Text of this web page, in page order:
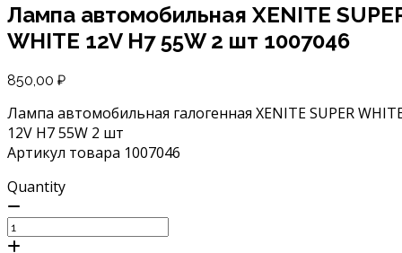
Лампа автомобильная XENITE
WHITE 12V H7 55W 2 шт 1007046
850,00 ₽
Лампа автомобильная галогенная XENITE SUPER
12V H7 55W 2 шт
Артикул товара 1007046
Quantity
Количество
товара